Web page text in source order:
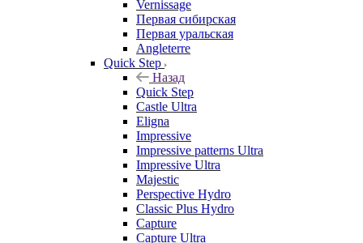
Vernissage
Первая сибирская
Первая уральская
Angleterre
Quick Step
Назад
Quick Step
Castle Ultra
Eligna
Impressive
Impressive patterns Ultra
Impressive Ultra
Majestic
Perspective Hydro
Classic Plus Hydro
Capture
Capture Ultra